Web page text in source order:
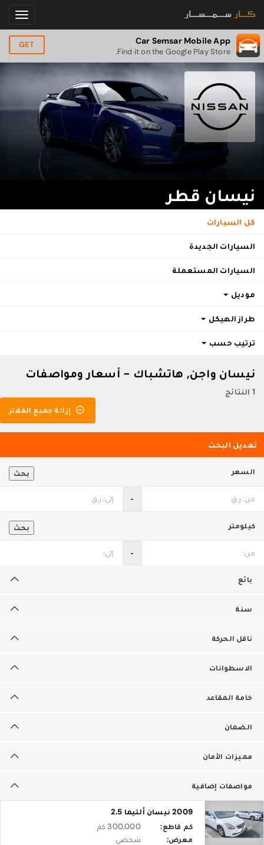
Car Semsar Mobile App
Find it on the Google Play Store.
GET
نيسان قطر
كل السيارات
السيارات الجديدة
السيارات المستعملة
موديل
طراز الهيكل
ترتيب حسب
نيسان واجن, هاتشباك - أسعار ومواصفات
1 النتائج
إزالة جميع الفلاتر
تعديل البحث
بحث السعر
‐
بحث كيلومتر
‐
بائع
سنة
ناقل الحركة
الاسطوانات
خامة المقاعد
الضمان
مميزات الأمان
مواصفات إضافية
2009 نيسان ألتيما 2.5
كم قاطع:
300,000 كم
معرض:
شخصي